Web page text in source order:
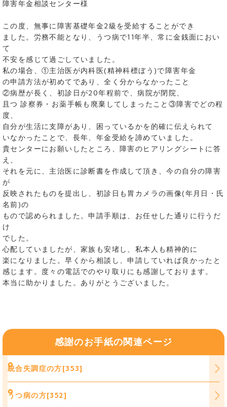
障害年金相談センター様
この度、無事に障害基礎年金2級を受給することができ
ました。 労務不能となり、うつ病で11年半、常に金銭面におい
て
不安を感じて過ごしていました。
私の場合、 ①主治医が内科医(精神科標ぼう)で障害年金
の申請方法が初めてであり、全く分からなかったこと
②病歴が長く、初診日が20年程前で、病院が閉院、
且つ 診察券・お薬手帳も廃棄してしまったこと ③障害でどの程
度、
自分が生活に支障があり、困っているかを的確に伝えられて
いなかったことで、長年、年金受給を諦めていました。
貴センターにお願いしたところ、障害のヒアリングシートに答
え、
それを元に、主治医に診断書を作成して頂き、今の自分の障害
が
反映されたものを提出し、初診日も胃カメラの画像(年月日・氏
名前)の
もので認められました。申請手順は、お任せした通りに行うだ
け
でした。
心配していましたが、家族も安堵し、私本人も精神的に
楽になりました。早くから相談し、申請していれば良かったと
感じます。度々の電話でのやり取りにも感謝しております。
本当に助かりました。ありがとうございました。
感謝のお手紙の関連ページ
統合失調症の方[353]
うつ病の方[352]